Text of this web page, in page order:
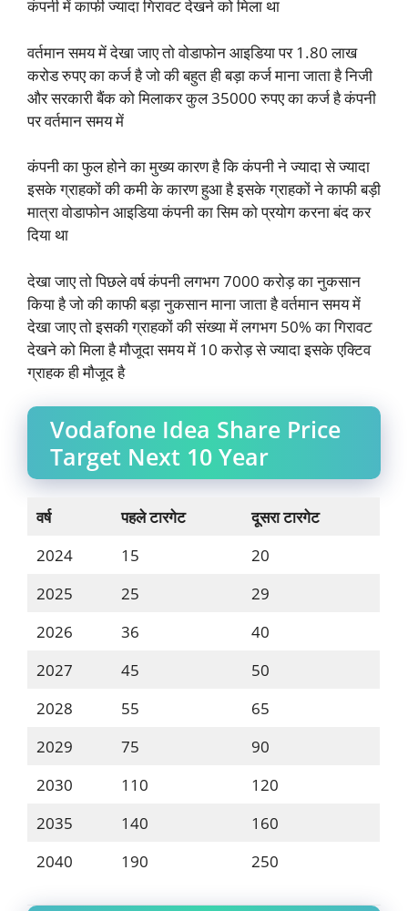
कंपनी में काफी ज्यादा गिरावट देखने को मिला था
वर्तमान समय में देखा जाए तो वोडाफोन आइडिया पर 1.80 लाख
करोड रुपए का कर्ज है जो की बहुत ही बड़ा कर्ज माना जाता है निजी
और सरकारी बैंक को मिलाकर कुल 35000 रुपए का कर्ज है कंपनी
पर वर्तमान समय में
कंपनी का फुल होने का मुख्य कारण है कि कंपनी ने ज्यादा से ज्यादा
इसके ग्राहकों की कमी के कारण हुआ है इसके ग्राहकों ने काफी बड़ी
मात्रा वोडाफोन आइडिया कंपनी का सिम को प्रयोग करना बंद कर
दिया था
देखा जाए तो पिछले वर्ष कंपनी लगभग 7000 करोड़ का नुकसान
किया है जो की काफी बड़ा नुकसान माना जाता है वर्तमान समय में
देखा जाए तो इसकी ग्राहकों की संख्या में लगभग 50% का गिरावट
देखने को मिला है मौजूदा समय में 10 करोड़ से ज्यादा इसके एक्टिव
ग्राहक ही मौजूद है
Vodafone Idea Share Price
Target Next 10 Year
वर्ष पहले टारगेट
दूसरा टारगेट
2024
15
20
2025
25
29
2026
36
40
2027
45
50
2028
55
65
2029
75
90
2030
110
120
2035
140
160
2040
190 250